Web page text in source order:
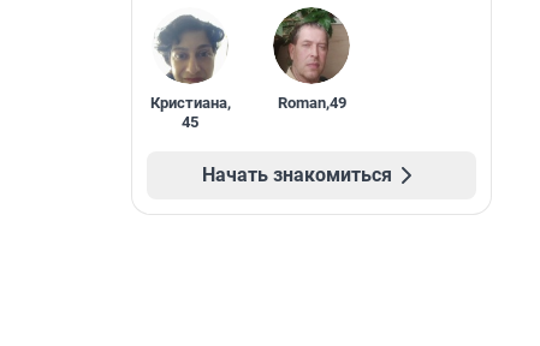
Кристиана,
45
Roman,49
Начать знакомиться